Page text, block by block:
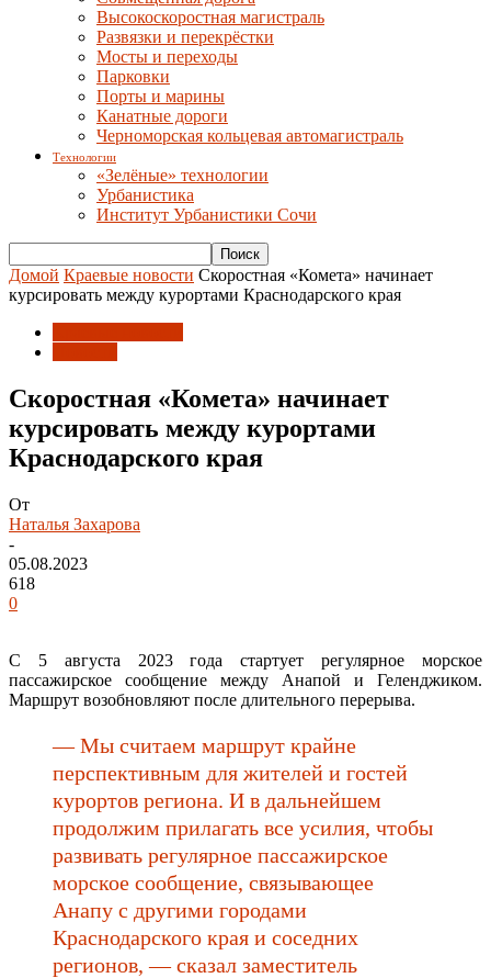
Высокоскоростная магистраль
Развязки и перекрёстки
Мосты и переходы
Парковки
Порты и марины
Канатные дороги
Черноморская кольцевая автомагистраль
Технологии
«Зелёные» технологии
Урбанистика
Институт Урбанистики Сочи
Домой Краевые новости Скоростная «Комета» начинает
курсировать между курортами Краснодарского края
Скоростная «Комета» начинает
курсировать между курортами
Краснодарского края
От
Наталья Захарова
-
05.08.2023
618
0
С 5 августа 2023 года стартует регулярное морское
пассажирское сообщение между Анапой и Геленджиком.
Маршрут возобновляют после длительного перерыва.
— Мы считаем маршрут крайне
перспективным для жителей и гостей
курортов региона. И в дальнейшем
продолжим прилагать все усилия, чтобы
развивать регулярное пассажирское
морское сообщение, связывающее
Анапу с другими городами
Краснодарского края и соседних
регионов, — сказал заместитель